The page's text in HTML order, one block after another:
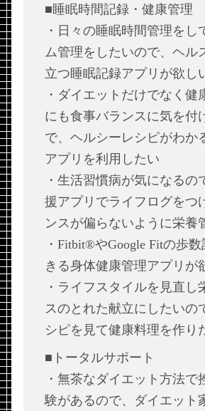
■睡眠時間記録・健康管理
・日々の睡眠時間管理をし
ム管理をしたいので、ヘル
立つ睡眠記録アプリが欲し
・ダイエットだけでなく健
にも食事バランスに気を付
で、ヘルシーレシピがわか
アプリを利用したい
・生活習慣病が気になるの
援アプリでライフログをつ
ンスが偏らないように栄養
・Fitbit®やGoogle Fitの歩
きる身体健康管理アプリが
・ライフスタイルを見直し
スのとれた献立にしたいの
シピを見て健康料理を作り
■トータルサポート
・無茶なダイエット方法で
験があるので、ダイエット